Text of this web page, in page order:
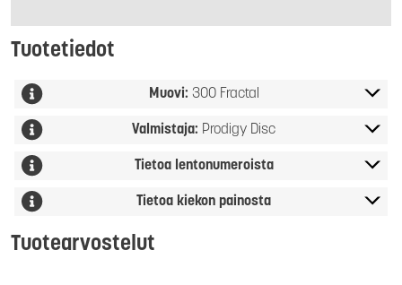
Tuotetiedot
Muovi: 300 Fractal
Valmistaja: Prodigy Disc
Tietoa lentonumeroista
Tietoa kiekon painosta
Tuotearvostelut